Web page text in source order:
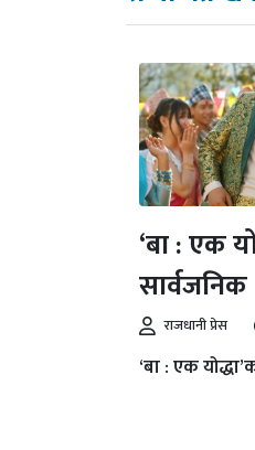
‘बा : एक
सार्वजनिक
राजधानी प्रेस
‘बा : एक